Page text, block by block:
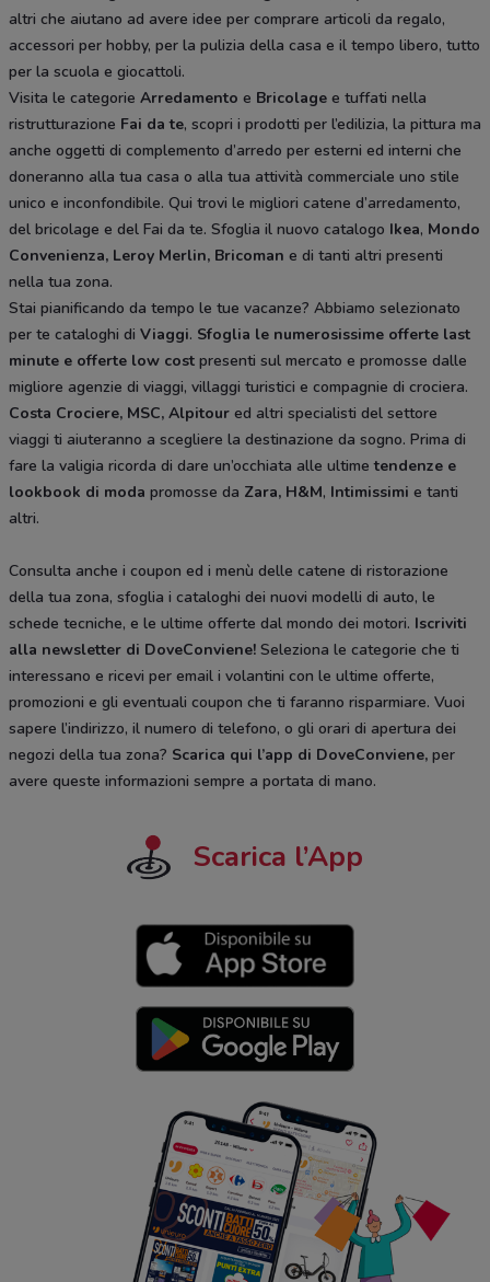
altri che aiutano ad avere idee per comprare articoli da regalo,
accessori per hobby, per la pulizia della casa e il tempo libero, tutto
per la scuola e giocattoli.
Visita le categorie Arredamento e Bricolage e tuffati nella
ristrutturazione Fai da te, scopri i prodotti per l’edilizia, la pittura ma
anche oggetti di complemento d’arredo per esterni ed interni che
doneranno alla tua casa o alla tua attività commerciale uno stile
unico e inconfondibile. Qui trovi le migliori catene d’arredamento,
del bricolage e del Fai da te. Sfoglia il nuovo catalogo Ikea, Mondo
Convenienza, Leroy Merlin, Bricoman e di tanti altri presenti
nella tua zona.
Stai pianificando da tempo le tue vacanze? Abbiamo selezionato
per te cataloghi di Viaggi. Sfoglia le numerosissime offerte last
minute e offerte low cost presenti sul mercato e promosse dalle
migliore agenzie di viaggi, villaggi turistici e compagnie di crociera.
Costa Crociere, MSC, Alpitour ed altri specialisti del settore
viaggi ti aiuteranno a scegliere la destinazione da sogno. Prima di
fare la valigia ricorda di dare un’occhiata alle ultimetendenze e
lookbook di moda promosse da Zara, H&M, Intimissimi e tanti
altri.
Consulta anche i coupon ed i menù delle catene di ristorazione
della tua zona, sfoglia i cataloghi dei nuovi modelli di auto, le
schede tecniche, e le ultime offerte dal mondo dei motori. Iscriviti
alla newsletter di DoveConviene! Seleziona le categorie che ti
interessano e ricevi per email i volantini con le ultime offerte,
promozioni e gli eventuali coupon che ti faranno risparmiare. Vuoi
sapere l’indirizzo, il numero di telefono, o gli orari di apertura dei
negozi della tua zona? Scarica qui l’app di DoveConviene, per
avere queste informazioni sempre a portata di mano.
Scarica l’App